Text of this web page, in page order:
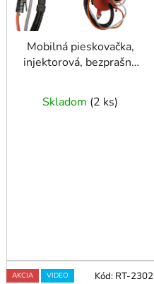
o
d
Mobilná pieskovačka,
injektorová, bezprašná
Skladom (2 ks)
AKCIA VIDEO Kód: RT-2302